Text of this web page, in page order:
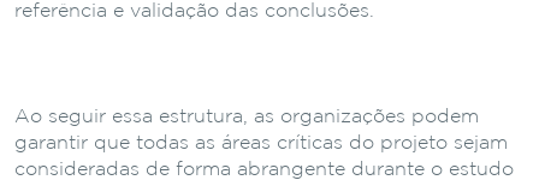
referência e validação das conclusões.
Ao seguir essa estrutura, as organizações podem
garantir que todas as áreas críticas do projeto sejam
consideradas de forma abrangente durante o estudo